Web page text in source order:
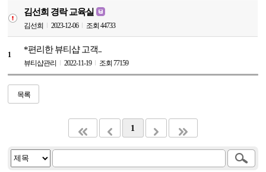
김선희 경락 교육실
김선희 2023-12-06 조회 44733
1
*편리한 뷰티샵 고객..
뷰티샵관리 2022-11-19 조회 77159
목록
1